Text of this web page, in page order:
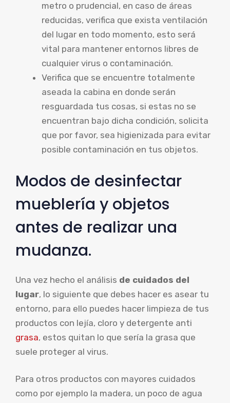
metro o prudencial, en caso de áreas
reducidas, verifica que exista ventilación
del lugar en todo momento, esto será
vital para mantener entornos libres de
cualquier virus o contaminación.
Verifica que se encuentre totalmente
aseada la cabina en donde serán
resguardada tus cosas, si estas no se
encuentran bajo dicha condición, solicita
que por favor, sea higienizada para evitar
posible contaminación en tus objetos.
Modos de desinfectar
mueblería y objetos
antes de realizar una
mudanza.
Una vez hecho el análisis de cuidados del
lugar, lo siguiente que debes hacer es asear tu
entorno, para ello puedes hacer limpieza de tus
productos con lejía, cloro y detergente anti
grasa, estos quitan lo que sería la grasa que
suele proteger al virus.
Para otros productos con mayores cuidados
como por ejemplo la madera, un poco de agua